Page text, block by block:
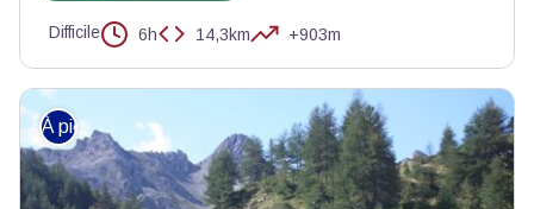
Difficile 6h 14,3km +903m
À pied